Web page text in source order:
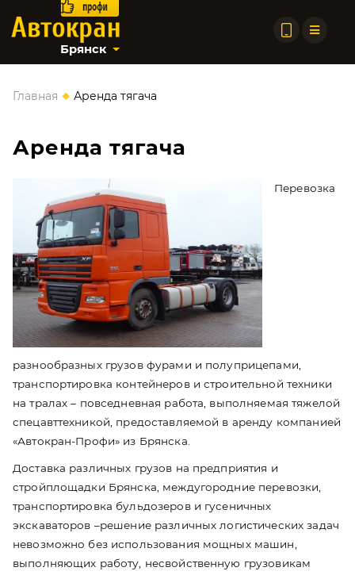
Брянск
Главная ◆ Аренда тягача
Аренда тягача
Перевозка
разнообразных грузов фурами и полуприцепами,
транспортировка контейнеров и строительной техники
на тралах – повседневная работа, выполняемая тяжелой
спецавттехникой, предоставляемой в аренду компанией
«Автокран-Профи» из Брянска.
Доставка различных грузов на предприятия и
стройплощадки Брянска, междугородние перевозки,
транспортировка бульдозеров и гусеничных
экскаваторов –решение различных логистических задач
невозможно без использования мощных машин,
выполняющих работу, несвойственную грузовикам